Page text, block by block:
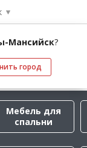
Мансийск?
город
Мебель для
спальни